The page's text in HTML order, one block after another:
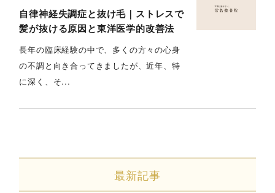
自律神経失調症と抜け毛｜ストレスで
髪が抜ける原因と東洋医学的改善法
長年の臨床経験の中で、多くの方々の心身
の不調と向き合ってきましたが、近年、特
に深く、そ...
最新記事